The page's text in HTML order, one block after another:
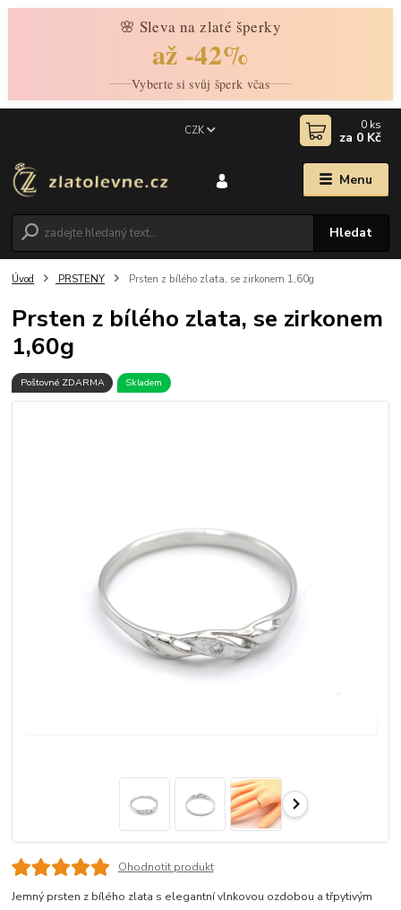
🌸 Sleva na zlaté šperky
až -42%
Vyberte si svůj šperk včas
Menu
CZK
Hledat
0 ks
za 0 Kč
Úvod PRSTENY Prsten z bílého zlata, se zirkonem 1,60g
Prsten z bílého zlata, se zirkonem
1,60g
Poštovné ZDARMA Skladem
Ohodnotit produkt
Jemný prsten z bílého zlata s elegantní vlnkovou ozdobou a třpytivým